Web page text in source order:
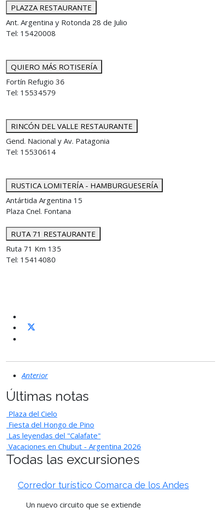
PLAZZA RESTAURANTE
Ant. Argentina y Rotonda 28 de Julio
Tel: 15420008
QUIERO MÁS ROTISERÍA
Fortín Refugio 36
Tel: 15534579
RINCÓN DEL VALLE RESTAURANTE
Gend. Nacional y Av. Patagonia
Tel: 15530614
RUSTICA LOMITERÍA - HAMBURGUESERÍA
Antártida Argentina 15
Plaza Cnel. Fontana
RUTA 71 RESTAURANTE
Ruta 71 Km 135
Tel: 15414080
Anterior
Últimas notas
Plaza del Cielo
Fiesta del Hongo de Pino
Las leyendas del "Calafate"
Vacaciones en Chubut - Argentina 2026
Todas las excursiones
Corredor turístico Comarca de los Andes
Un nuevo circuito que se extiende